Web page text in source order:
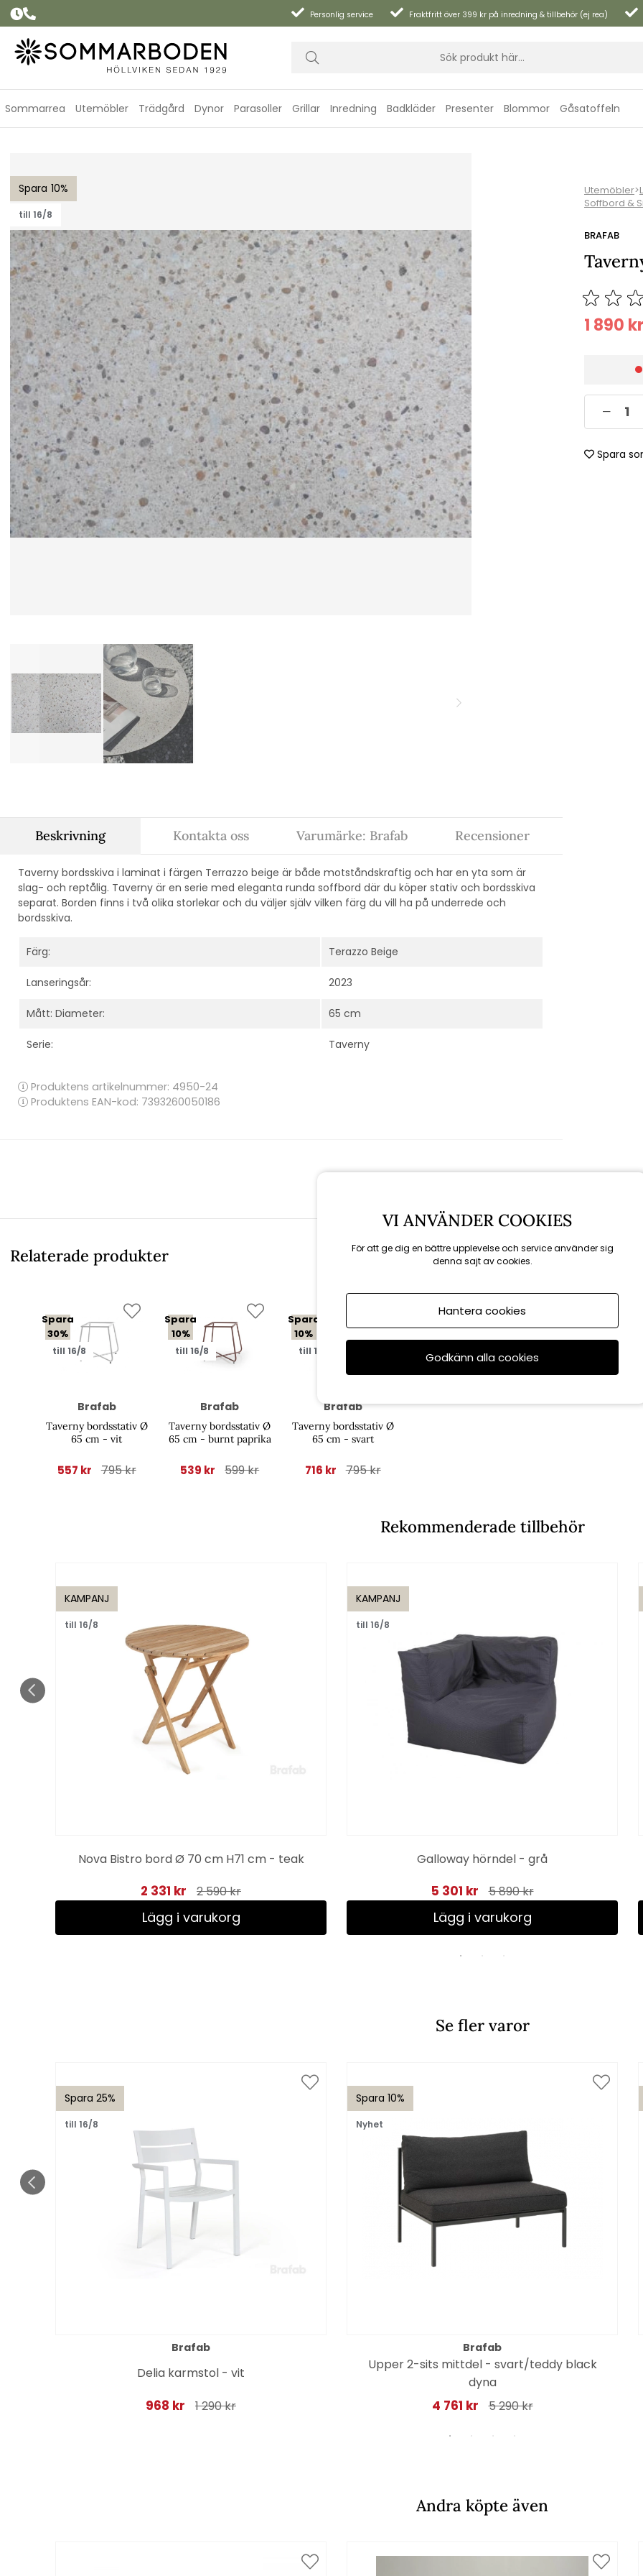
Personlig service Fraktfritt över 399 kr på inredning & tillbehör (ej rea)
Sommarrea Utemöbler Trädgård Dynor Parasoller Grillar Inredning Badkläder Presenter Blommor Gåsatoffeln
10
till 16/8
Utemöbler>
Soffbord &
BRAFAB
1 890 kr
Spara
Beskrivning
Taverny bordsskiva i laminat i färgen Terrazzo beige är både motståndskraftig och har en yta som är
slag- och reptålig. Taverny är en serie med eleganta runda soffbord där du köper stativ och bordsskiva
separat. Borden finns i två olika storlekar och du väljer själv vilken färg du vill ha på underrede och
bordsskiva.
Färg: Terazzo Beige
Lanseringsår: 2023
Mått: Diameter: 65 cm
Serie: Taverny
Produktens artikelnummer: 4950-24
Produktens EAN-kod: 7393260050186
Kontakta oss Varumärke: Brafab Recensioner
Relaterade produkter
Spara
30%
till 16/8
Brafab
Taverny bordsstativ Ø
65 cm - vit
557 kr 795 kr
Spara
10%
till 16/8
Brafab
Taverny bordsstativ Ø
65 cm - burnt paprika
539 kr 599 kr
Spara
10%
till 16/8
Brafab
Taverny bordsstativ Ø
65 cm - svart
716 kr 795 kr
Rekommenderade tillbehör
KAMPANJ
till 16/8
Nova Bistro bord Ø 70 cm H71 cm - teak
2 331 kr 2 590 kr
Lägg i varukorg
KAMPANJ
till 16/8
Galloway hörndel - grå
5 301 kr 5 890 kr
Lägg i varukorg
Se fler varor
Spara 25%
till 16/8
Brafab
Delia karmstol - vit
968 kr 1 290 kr
Spara 10%
Nyhet
Brafab
Upper 2-sits mittdel - svart/teddy black
dyna
4 761 kr 5 290 kr
Andra köpte även
VI ANVÄNDER COOKIES
För att ge dig en bättre upplevelse och service använder sig
denna sajt av cookies.
Hantera cookies
Godkänn alla cookies